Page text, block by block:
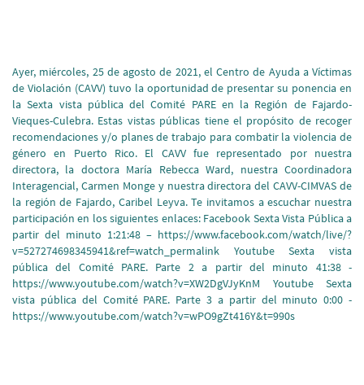
Ayer, miércoles, 25 de agosto de 2021, el Centro de Ayuda a Víctimas
de Violación (CAVV) tuvo la oportunidad de presentar su ponencia en
la Sexta vista pública del Comité PARE en la Región de Fajardo-
Vieques-Culebra. Estas vistas públicas tiene el propósito de recoger
recomendaciones y/o planes de trabajo para combatir la violencia de
género en Puerto Rico. El CAVV fue representado por nuestra
directora, la doctora María Rebecca Ward, nuestra Coordinadora
Interagencial, Carmen Monge y nuestra directora del CAVV-CIMVAS de
la región de Fajardo, Caribel Leyva. Te invitamos a escuchar nuestra
participación en los siguientes enlaces: Facebook Sexta Vista Pública a
partir del minuto 1:21:48 – https://www.facebook.com/watch/live/?
v=527274698345941&ref=watch_permalink Youtube Sexta vista
pública del Comité PARE. Parte 2 a partir del minuto 41:38 -
https://www.youtube.com/watch?v=XW2DgVJyKnM Youtube Sexta
vista pública del Comité PARE. Parte 3 a partir del minuto 0:00 -
https://www.youtube.com/watch?v=wPO9gZt416Y&t=990s